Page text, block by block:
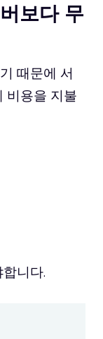
보다 무
때문에 서
비용을 지불
니다.